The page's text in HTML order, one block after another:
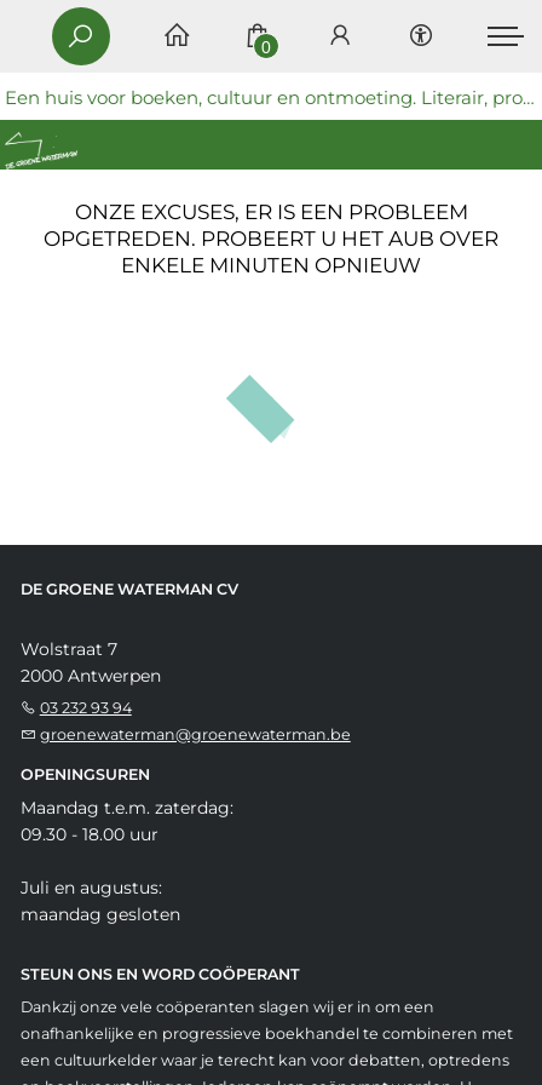
Een huis voor boeken, cultuur en ontmoeting. Literair, progressief en coöperatief.
0
ONZE EXCUSES, ER IS EEN PROBLEEM
OPGETREDEN. PROBEERT U HET AUB OVER
ENKELE MINUTEN OPNIEUW
DE GROENE WATERMAN CV
Wolstraat 7
2000 Antwerpen
03 232 93 94
groenewaterman@groenewaterman.be
OPENINGSUREN
Maandag t.e.m. zaterdag:
09.30 - 18.00 uur
Juli en augustus:
maandag gesloten
STEUN ONS EN WORD COÖPERANT
Dankzij onze vele coöperanten slagen wij er in om een
onafhankelijke en progressieve boekhandel te combineren met
een cultuurkelder waar je terecht kan voor debatten, optredens